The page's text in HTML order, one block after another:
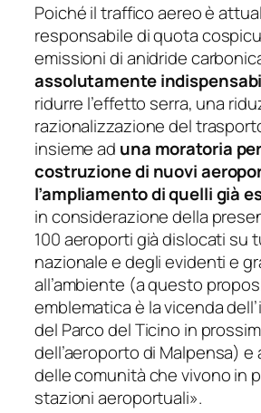
Poiché il traffico aereo è
responsabile di quota
emissioni di anidride
assolutamente
ridurre l’effetto serra, una
razionalizzazione del
insieme ad una moratoria
costruzione di nuovi
l’ampliamento di quelli già
in considerazione della
100 aeroporti già dislocati su
nazionale e degli evidenti e
all’ambiente (a questo
emblematica è la vicenda
del Parco del Ticino in
dell’aeroporto di Malpensa) e
delle comunità che vivono in
stazioni aeroportuali».